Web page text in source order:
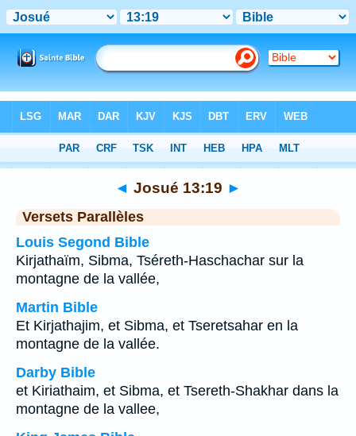
Chapitre 13> Verset 19
◄ Josué 13:19 ►
Versets Parallèles
Louis Segond Bible
Kirjathaïm, Sibma, Tséreth-Haschachar sur la
montagne de la vallée,
Martin Bible
Et Kirjathajim, et Sibma, et Tseretsahar en la
montagne de la vallée.
Darby Bible
et Kiriathaim, et Sibma, et Tsereth-Shakhar dans la
montagne de la vallee,